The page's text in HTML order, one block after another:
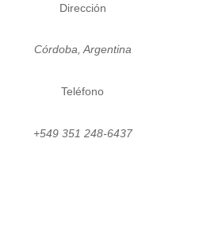
Dirección
Córdoba, Argentina
Teléfono
+549 351 248-6437